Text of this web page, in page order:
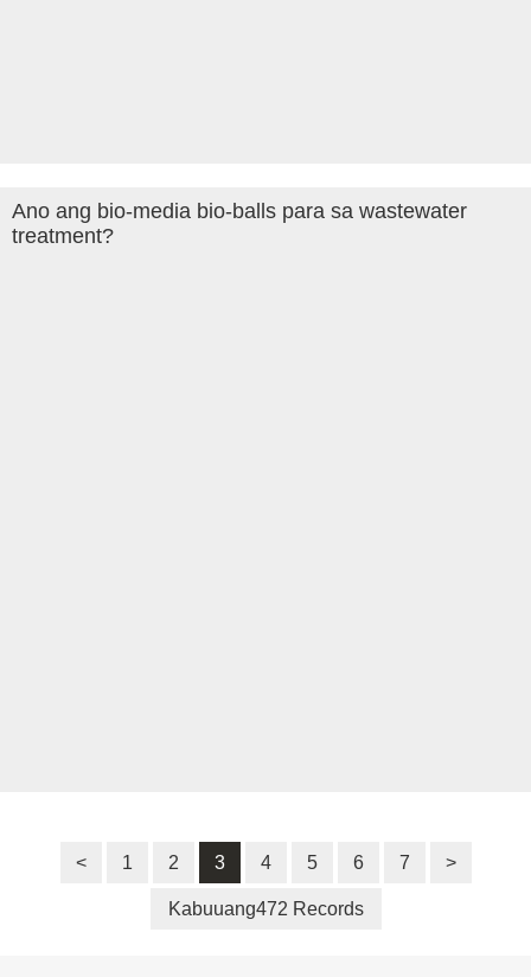
Ano ang bio-media bio-balls para sa wastewater
treatment?
< 1 2 3 4 5 6 7 >
Kabuuang472 Records